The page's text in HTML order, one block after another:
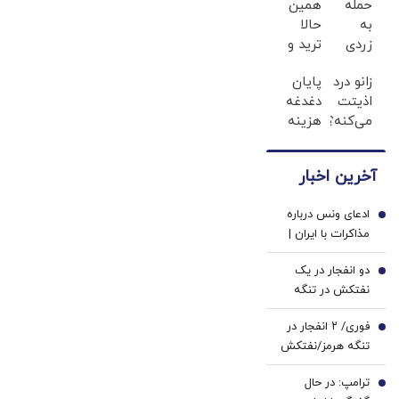
حمله
به
زردی
ها با
ژل
سفید
خرید40%تخفیف
همین
حالا
ترید و
کن و
500$بونوس
بگیر
زانو درد
اذیتت
می‌کنه؟
از
که فکر
می‌کنی✅پرسشنامه
پایان
دغدغه
هزینه
پزشکی
سفید
کننده
خانگی
آخرین اخبار
ادعای ونس درباره
مذاکرات با ایران |
حاضرم مسئولیت
تلاش‌ها برای پایان
دادن به جنگ را
بپذیرم | رهبری
سیاسی ایران عمیقاً
دچار اختلاف است |
فوق‌العاده دشواری
1
دو انفجار در یک
نفتکش در تنگه
هرمز
2
فوری/ ۲ انفجار در
تنگه هرمز/نفتکش
درحال عبور از تنگه
بود/ خدمه و کشتی
3
ترامپ: در حال 4